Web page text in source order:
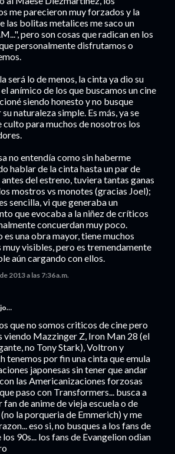
me parecieron muy forzados y la
las bolitas metalices me saco un
pero son cosas que radican en los
personalmente disfrutamos o
será lo de menos, la cinta ya dio su
anímico de los que buscamos un cine
siendo honesto y no busque
naturaleza simple. Es más, ya se
culto para muchos de nosotros los
no entendía como sin haberme
hablar de la cinta hasta un par de
antes del estreno, tuviera tantas ganas
mostros vs monotes (gracias Joel);
sencilla, vi que generaba un
que evocaba a la niñez de críticos
concuerdan muy poco.
es una obra mayor, tiene muchos
visibles, pero es tremendamente
aún cargando con ellos.
2013 a las 7:36 a.m.
que no somos criticos de cine pero
viendo Mazzinger Z, Iron Man 28 (el
no Tony Stark), Voltron y
tenemos por fin una cinta que emula
japonesas sin tener que andar
las Americanizaciones forzosas
paso con Transformers... busca a
fan de anime de vieja escuela o de
la porqueria de Emmerich) y me
eso si, no busques a los fans de
los 90s... los fans de Evangelion odian